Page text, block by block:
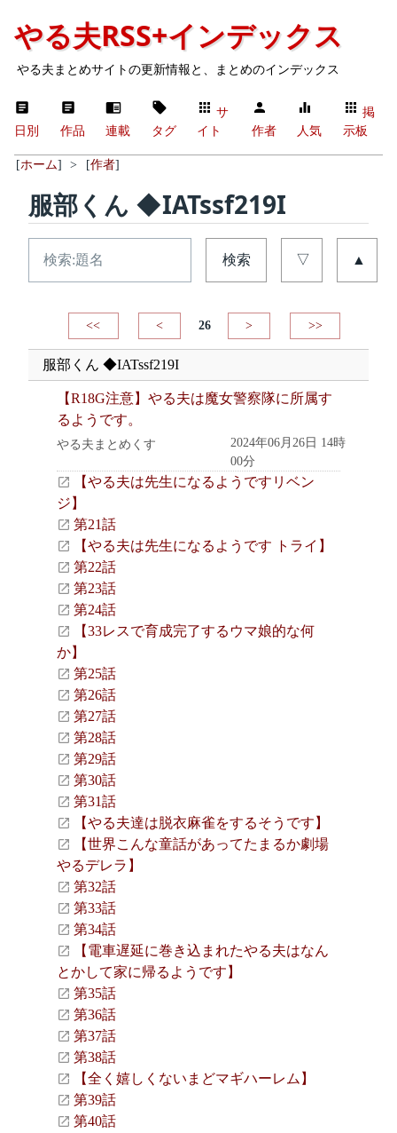
やる夫RSS+インデックス
やる夫まとめサイトの更新情報と、まとめのインデックス
日別 作品 連載 タグ
サ
イト
作者 人気
掲
示板
[ホーム] > [作者]
服部くん ◆IATssf219I
検索 ▽ ▲
<< < 26 > >>
服部くん ◆IATssf219I
【R18G注意】やる夫は魔女警察隊に所属す
るようです。
やる夫まとめくす
2024年06月26日 14時
00分
【やる夫は先生になるようですリベン
ジ】
第21話
【やる夫は先生になるようです トライ】
第22話
第23話
第24話
【33レスで育成完了するウマ娘的な何
か】
第25話
第26話
第27話
第28話
第29話
第30話
第31話
【やる夫達は脱衣麻雀をするそうです】
【世界こんな童話があってたまるか劇場
やるデレラ】
第32話
第33話
第34話
【電車遅延に巻き込まれたやる夫はなん
とかして家に帰るようです】
第35話
第36話
第37話
第38話
【全く嬉しくないまどマギハーレム】
第39話
第40話